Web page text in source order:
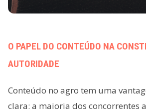
O PAPEL DO CONTEÚDO NA
AUTORIDADE
Conteúdo no agro tem uma
clara: a maioria dos concorrentes